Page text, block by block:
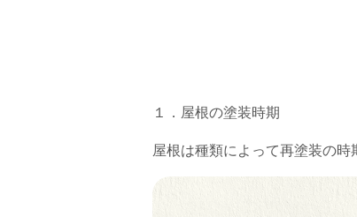
１．屋根の塗装時期
屋根は種類によって再塗装の時